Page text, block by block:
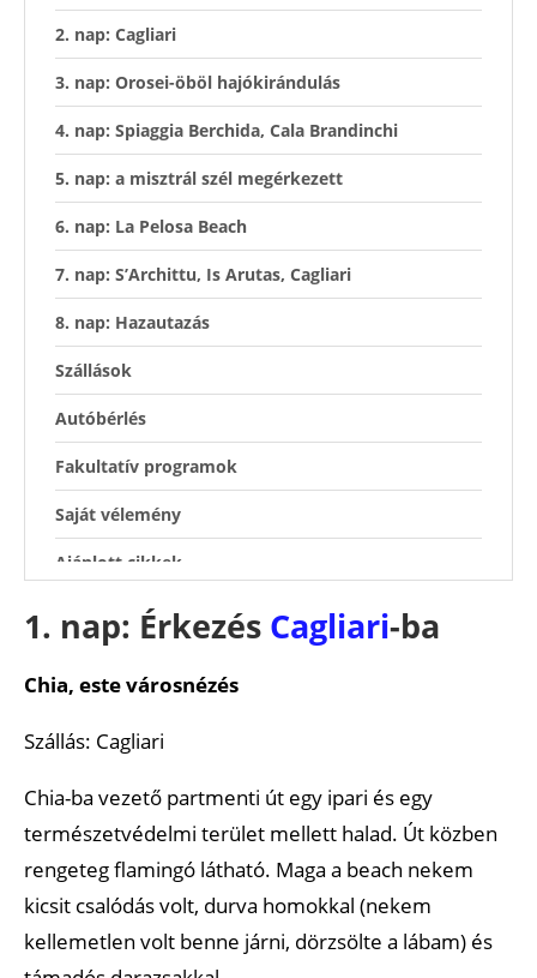
2. nap: Cagliari
3. nap: Orosei-öböl hajókirándulás
4. nap: Spiaggia Berchida, Cala Brandinchi
5. nap: a misztrál szél megérkezett
6. nap: La Pelosa Beach
7. nap: S’Archittu, Is Arutas, Cagliari
8. nap: Hazautazás
Szállások
Autóbérlés
Fakultatív programok
Saját vélemény
Ajánlott cikkek
1. nap: Érkezés Cagliari-ba
Chia, este városnézés
Szállás: Cagliari
Chia-ba vezető partmenti út egy ipari és egy
természetvédelmi terület mellett halad. Út közben
rengeteg flamingó látható. Maga a beach nekem
kicsit csalódás volt, durva homokkal (nekem
kellemetlen volt benne járni, dörzsölte a lábam) és